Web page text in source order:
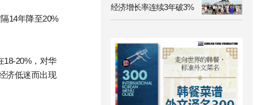
14年降至20%
18-20%，对华
济低迷而出现
经济增长率连续3年破3%